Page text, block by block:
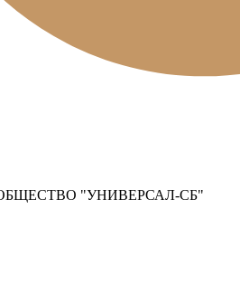
"УНИВЕРСАЛ-СБ"